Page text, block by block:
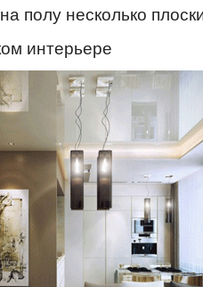
полу несколько
интерьере